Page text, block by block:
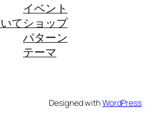
て
イベント
ショップ
パターン
テーマ
Designed withWordPress